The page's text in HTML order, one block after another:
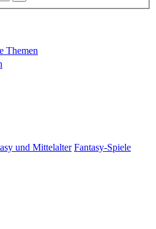
Themen
und Mittelalter Fantasy-Spiele